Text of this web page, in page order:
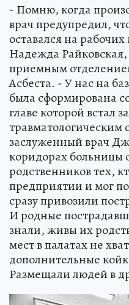
- Помню, когда
врач предупредил,
оставался на
Надежда Райковская,
приемным
Асбеста. - У нас на
была сформирована
главе которой встал
травматологическим
заслуженный врач
коридорах больницы
родственников тех,
предприятии и мог
сразу привозили
И родные
знали, живы их
мест в палатах не
дополнительные
Размещали людей в